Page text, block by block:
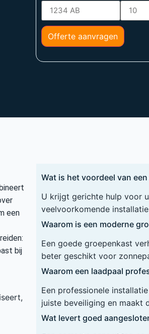
Offerte aanvragen
een
bij
Wat is het voordeel van
U krijgt gerichte hulp voor
veelvoorkomende
Waarom is een moderne
Een goede groepenkast
beter geschikt voor
Waarom een laadpaal
Een professionele
juiste beveiliging en maakt
Wat levert goed